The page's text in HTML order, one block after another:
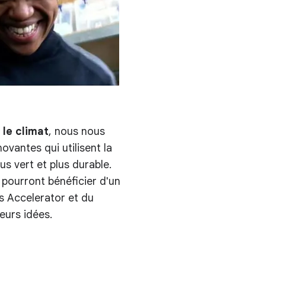
le climat, nous nous
qui utilisent la
vert et plus durable.
bénéficier d'un
Accelerator et du
idées.